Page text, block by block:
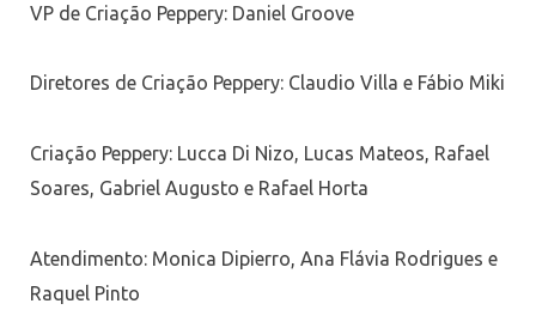
VP de Criação Peppery: Daniel Groove
Diretores de Criação Peppery: Claudio Villa e Fábio Miki
Criação Peppery: Lucca Di Nizo, Lucas Mateos, Rafael
Soares, Gabriel Augusto e Rafael Horta
Atendimento: Monica Dipierro, Ana Flávia Rodrigues e
Raquel Pinto